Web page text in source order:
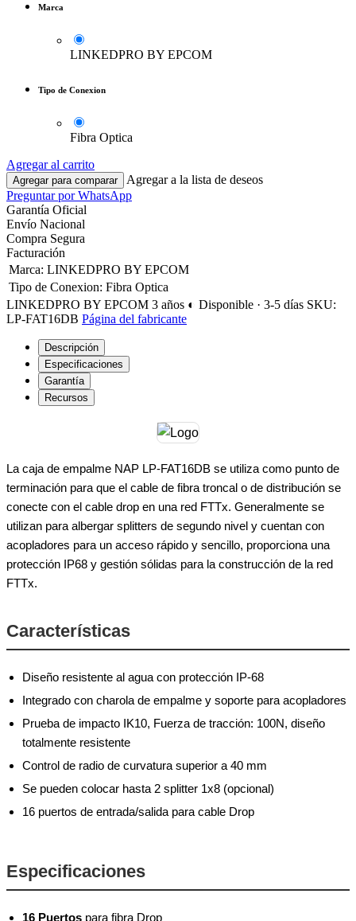
Marca
LINKEDPRO BY EPCOM
Tipo de Conexion
Fibra Optica
Agregar al carrito
Agregar para comparar
Agregar a la lista de deseos
Preguntar por WhatsApp
Garantía Oficial
Envío Nacional
Compra Segura
Facturación
Marca: LINKEDPRO BY EPCOM
Tipo de Conexion: Fibra Optica
LINKEDPRO BY EPCOM 3 años ◐ Disponible · 3-5 días SKU:
LP-FAT16DB Página del fabricante
Descripción
Especificaciones
Garantía
Recursos
La caja de empalme NAP LP-FAT16DB se utiliza como punto de
terminación para que el cable de fibra troncal o de distribución se
conecte con el cable drop en una red FTTx. Generalmente se
utilizan para albergar splitters de segundo nivel y cuentan con
acopladores para un acceso rápido y sencillo, proporciona una
protección IP68 y gestión sólidas para la construcción de la red
FTTx.
Características
Diseño resistente al agua con protección IP-68
Integrado con charola de empalme y soporte para acopladores
Prueba de impacto IK10, Fuerza de tracción: 100N, diseño
totalmente resistente
Control de radio de curvatura superior a 40 mm
Se pueden colocar hasta 2 splitter 1x8 (opcional)
16 puertos de entrada/salida para cable Drop
Especificaciones
16 Puertos para fibra Drop